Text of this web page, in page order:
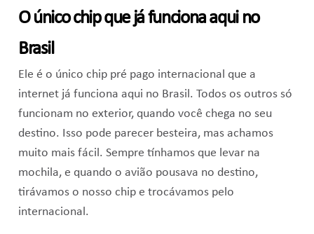
O único chip que já funciona aqui no
Brasil
Ele é o único chip pré pago internacional que a
internet já funciona aqui no Brasil. Todos os outros só
funcionam no exterior, quando você chega no seu
destino. Isso pode parecer besteira, mas achamos
muito mais fácil. Sempre tínhamos que levar na
mochila, e quando o avião pousava no destino,
tirávamos o nosso chip e trocávamos pelo
internacional.